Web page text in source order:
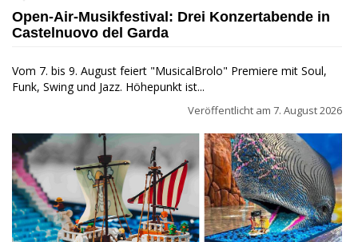
Open-Air-Musikfestival: Drei Konzertabende in
Castelnuovo del Garda
Vom 7. bis 9. August feiert "MusicalBrolo" Premiere mit Soul,
Funk, Swing und Jazz. Höhepunkt ist...
Veröffentlicht am 7. August 2026